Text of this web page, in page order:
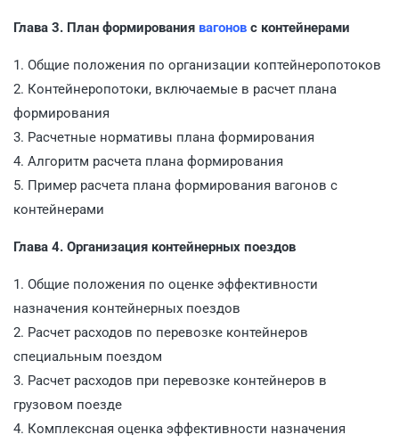
Глава 3. План формирования вагонов с контейнерами
1. Общие положения по организации коптейнеропотоков
2. Контейнеропотоки, включаемые в расчет плана
формирования
3. Расчетные нормативы плана формирования
4. Алгоритм расчета плана формирования
5. Пример расчета плана формирования вагонов с
контейнерами
Глава 4. Организация контейнерных поездов
1. Общие положения по оценке эффективности
назначения контейнерных поездов
2. Расчет расходов по перевозке контейнеров
специальным поездом
3. Расчет расходов при перевозке контейнеров в
грузовом поезде
4. Комплексная оценка эффективности назначения